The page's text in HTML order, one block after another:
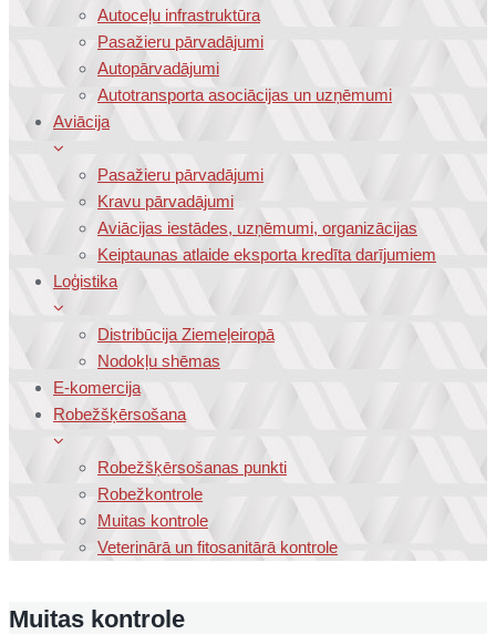
Autoceļu infrastruktūra
Pasažieru pārvadājumi
Autopārvadājumi
Autotransporta asociācijas un uzņēmumi
Aviācija
Pasažieru pārvadājumi
Kravu pārvadājumi
Aviācijas iestādes, uzņēmumi, organizācijas
Keiptaunas atlaide eksporta kredīta darījumiem
Loģistika
Distribūcija Ziemeļeiropā
Nodokļu shēmas
E-komercija
Robežšķērsošana
Robežšķērsošanas punkti
Robežkontrole
Muitas kontrole
Veterinārā un fitosanitārā kontrole
Muitas kontrole